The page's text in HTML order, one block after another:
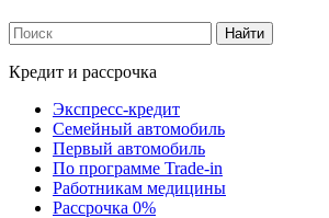
Найти
Кредит и рассрочка
Экспресс-кредит
Семейный автомобиль
Первый автомобиль
По программе Trade-in
Работникам медицины
Рассрочка 0%